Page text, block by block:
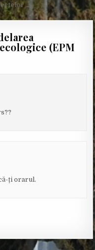
→
(EPM
ți orarul.